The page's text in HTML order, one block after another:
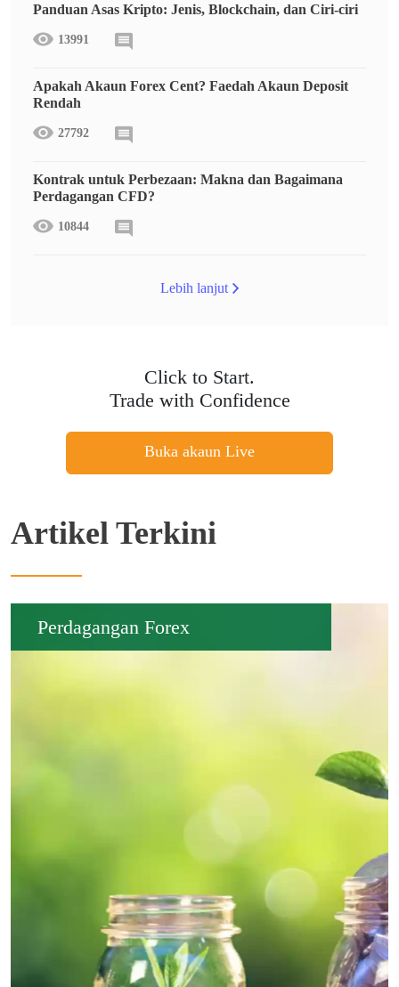
Panduan Asas Kripto: Jenis, Blockchain, dan Ciri-ciri
13991
Apakah Akaun Forex Cent? Faedah Akaun Deposit
Rendah
27792
Kontrak untuk Perbezaan: Makna dan Bagaimana
Perdagangan CFD?
10844
Lebih lanjut
Click to Start.
Trade with Confidence
Buka akaun Live
Artikel Terkini
Perdagangan Forex